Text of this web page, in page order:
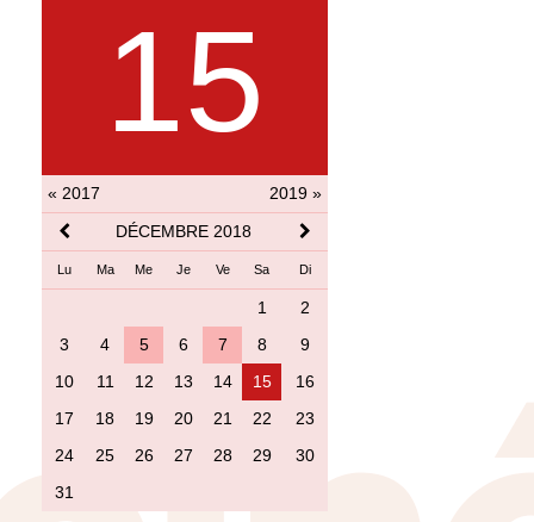
15
« 2017
2019 »
DÉCEMBRE 2018
Lu Ma Me Je Ve Sa Di
1
2
3
4 5 6 7 8
9
10
11 12 13 14 15
16
17
18 19 20 21 22
23
24
25 26 27 28 29
30
31